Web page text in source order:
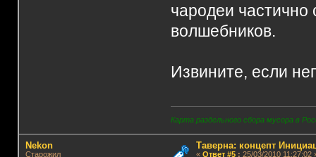
чародеи частично
волшебников.
Извините, если
Карта раздельного сбора мусора в
Nekon
Старожил
Таверна: концепт
« Ответ #5: 25/03/2010 11:27:02